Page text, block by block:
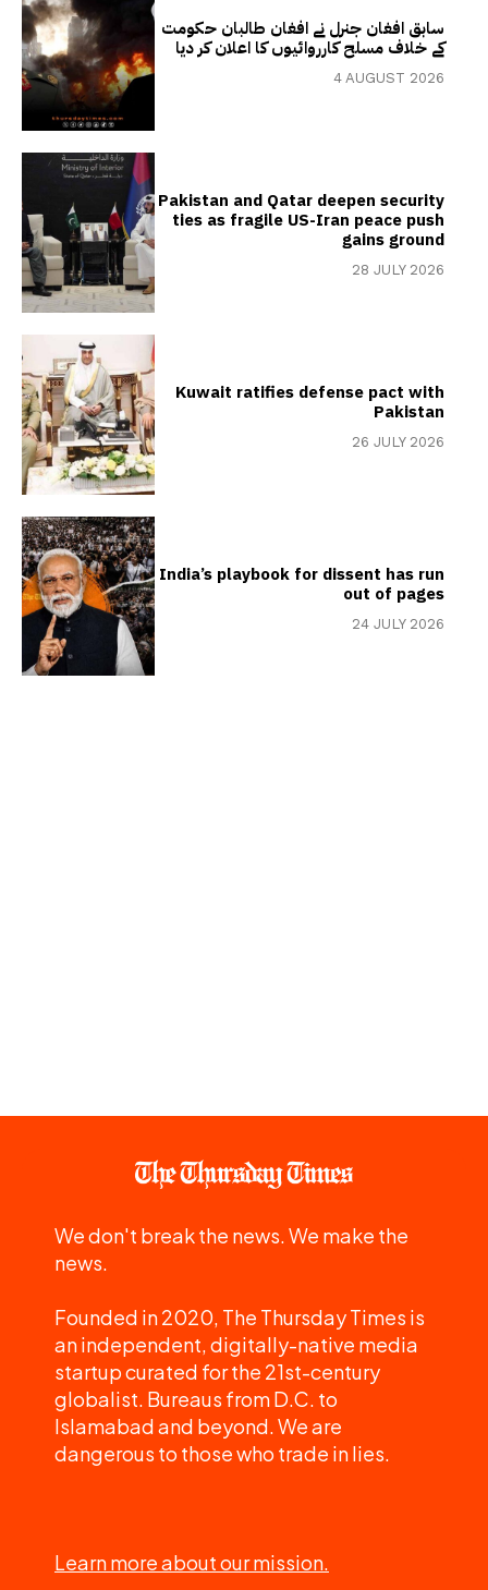
سابق افغان جنرل نے افغان طالبان حکومت
کے خلاف مسلح کارروائیوں کا اعلان کر دیا
4 AUGUST 2026
Pakistan and Qatar deepen security
ties as fragile US-Iran peace push
gains ground
28 JULY 2026
Kuwait ratifies defense pact with
Pakistan
26 JULY 2026
India’s playbook for dissent has run
out of pages
24 JULY 2026
We don't break the news. We make the
news.
Founded in 2020, The Thursday Times is
an independent, digitally-native media
startup curated for the 21st-century
globalist. Bureaus from D.C. to
Islamabad and beyond. We are
dangerous to those who trade in lies.
Learn more about our mission.